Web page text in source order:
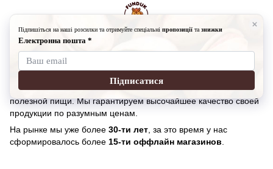
О нас
О нас
Funduk Marketявляется прямым поставщиком здоровой и
полезной пищи. Мы гарантируем высочайшее качество своей
продукции по разумным ценам.
На рынке мы уже более 30-ти лет , за это время у нас
сформировалось более 15-ти оффлайн магазинов